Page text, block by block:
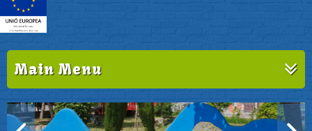
Main Menu